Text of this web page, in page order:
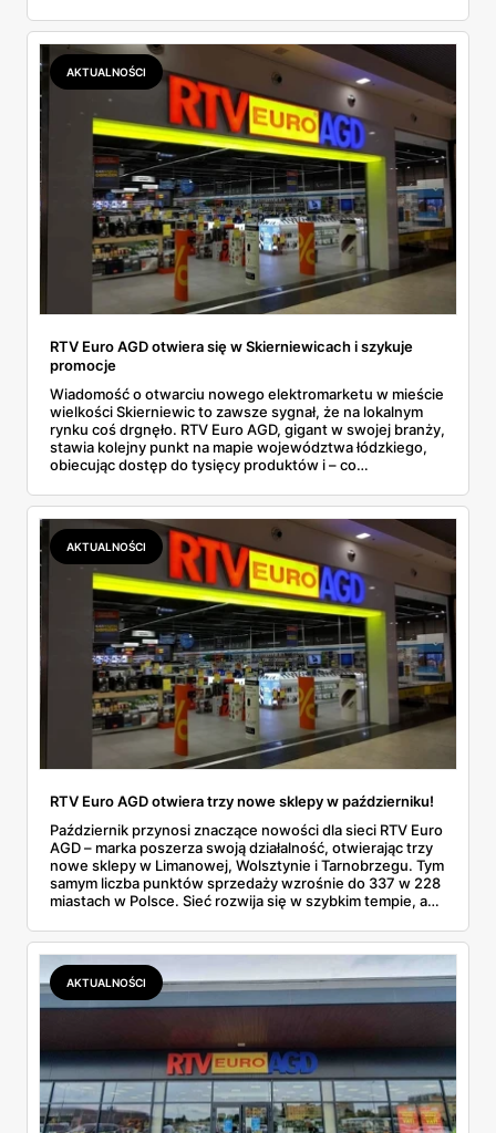
górę atrakcyjnych ofert. Jeśli planujesz zakupy elektroniki
lub AGD, lepiej wstrzymaj się jeszcze przez chwilę i
sprawdź, co sieć przygotowała na ten wyjątkowy dzień.
AKTUALNOŚCI
RTV Euro AGD otwiera się w Skierniewicach i szykuje
promocje
Wiadomość o otwarciu nowego elektromarketu w mieście
wielkości Skierniewic to zawsze sygnał, że na lokalnym
rynku coś drgnęło. RTV Euro AGD, gigant w swojej branży,
stawia kolejny punkt na mapie województwa łódzkiego,
obiecując dostęp do tysięcy produktów i – co
Tylko czy za fasadą wielkiego otwarcia, z gościem z
telewizyjnego show i darmową kawą, kryje się coś więcej
niż tylko standardowa marketingowa otoczka, która ma
przyciągnąć tłumy pierwszego dnia? Postanowiliśmy
przyjrzeć się szczegółom i sprawdzić, czy nowy sklep w
Skierniewicach to faktycznie okazja, na którą warto było
czekać.
AKTUALNOŚCI
RTV Euro AGD otwiera trzy nowe sklepy w październiku!
Październik przynosi znaczące nowości dla sieci RTV Euro
AGD – marka poszerza swoją działalność, otwierając trzy
nowe sklepy w Limanowej, Wolsztynie i Tarnobrzegu. Tym
samym liczba punktów sprzedaży wzrośnie do 337 w 228
miastach w Polsce. Sieć rozwija się w szybkim tempie, a
dostęp do szerokiej oferty sprzętu RTV i AGD.
AKTUALNOŚCI